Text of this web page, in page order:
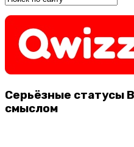
Серьёзные статусы
смыслом